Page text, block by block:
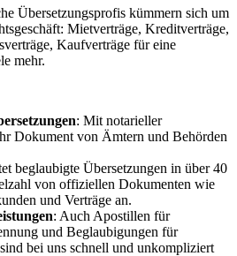
Übersetzungsprofis kümmern sich um
Mietverträge, Kreditverträge,
Kaufverträge für eine
mehr.
: Mit notarieller
Dokument von Ämtern und Behörden
beglaubigte Übersetzungen in über 40
von offiziellen Dokumenten wie
und Verträge an.
: Auch Apostillen für
und Beglaubigungen für
bei uns schnell und unkompliziert